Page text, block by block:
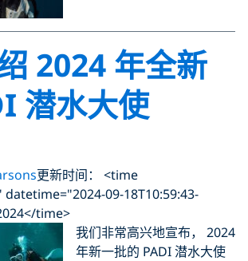
2024 年全新
潜水大使
更新时间： <time
09-18T10:59:43-
time>
我们非常高兴地宣布， 2024
年新一批的 PADI 潜水大使